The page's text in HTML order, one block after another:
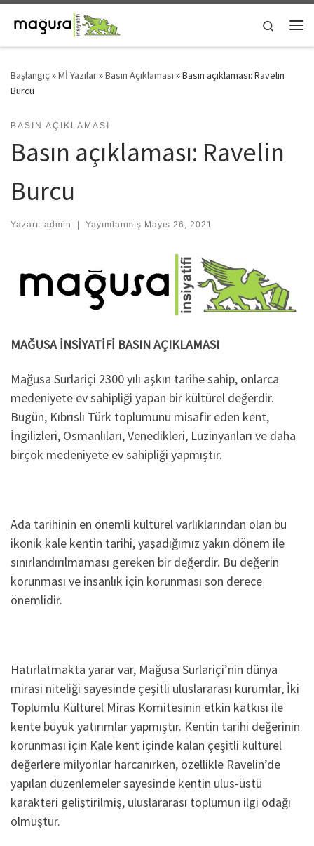
Skip to content
Search
Başlangıç »Mİ Yazılar»Basın Açıklaması »Basın açıklaması: Ravelin
Burcu
BASIN AÇIKLAMASI
Basın açıklaması: Ravelin
Burcu
Yazarı: admin | Yayımlanmış Mayıs 26, 2021
MAĞUSA İNSİYATİFİ BASIN AÇIKLAMASI
Mağusa Surlariçi 2300 yılı aşkın tarihe sahip, onlarca
medeniyete ev sahipliği yapan bir kültürel değerdir.
Bugün, Kıbrıslı Türk toplumunu misafir eden kent,
İngilizleri, Osmanlıları, Venedikleri, Luzinyanları ve daha
birçok medeniyete ev sahipliği yapmıştır.
Ada tarihinin en önemli kültürel varlıklarından olan bu
ikonik kale kentin tarihi, yaşadığımız yakın dönem ile
sınırlandırılmaması gereken bir değerdir. Bu değerin
korunması ve insanlık için korunması son derece
önemlidir.
Hatırlatmakta yarar var, Mağusa Surlariçi’nin dünya
mirasi niteliği sayesinde çeşitli uluslararası kurumlar, İki
Toplumlu Kültürel Miras Komitesinin etkin katkısı ile
kente büyük yatırımlar yapmıştır. Kentin tarihi değerinin
korunması için Kale kent içinde kalan çeşitli kültürel
değerlere milyonlar harcanırken, özellikle Ravelin’de
yapılan düzenlemeler sayesinde kentin ulus-üstü
karakteri geliştirilmiş, uluslararası toplumun ilgi odağı
olmuştur.